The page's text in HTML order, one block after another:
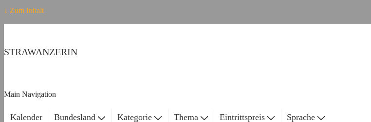
↓ Zum Inhalt
STRAWANZERIN
Main Navigation
Kalender Bundesland Kategorie Thema Eintrittspreis Sprache